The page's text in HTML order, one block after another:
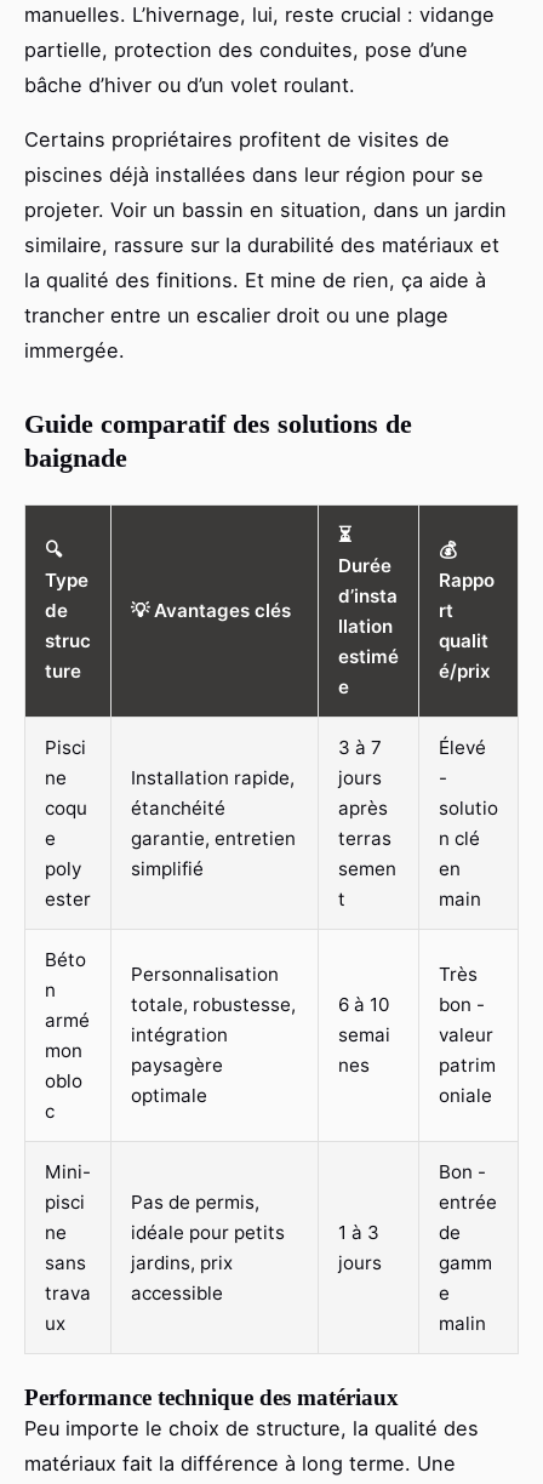
manuelles. L’hivernage, lui, reste crucial : vidange
partielle, protection des conduites, pose d’une
bâche d’hiver ou d’un volet roulant.
Certains propriétaires profitent de visites de
piscines déjà installées dans leur région pour se
projeter. Voir un bassin en situation, dans un jardin
similaire, rassure sur la durabilité des matériaux et
la qualité des finitions. Et mine de rien, ça aide à
trancher entre un escalier droit ou une plage
immergée.
Guide comparatif des solutions de
baignade
🔍
Type
de
struc
ture
💡 Avantages clés
⏳
Durée
d’insta
llation
estimé
e
💰
Rappo
rt
qualit
é/prix
Pisci
ne
coqu
e
poly
ester
Installation rapide,
étanchéité
garantie, entretien
simplifié
3 à 7
jours
après
terras
semen
t
Élevé
-
solutio
n clé
en
main
Béto
n
armé
mon
oblo
c
Personnalisation
totale, robustesse,
intégration
paysagère
optimale
6 à 10
semai
nes
Très
bon -
valeur
patrim
oniale
Mini-
pisci
ne
sans
trava
ux
Pas de permis,
idéale pour petits
jardins, prix
accessible
1 à 3
jours
Bon -
entrée
de
gamm
e
malin
Performance technique des matériaux
Peu importe le choix de structure, la qualité des
matériaux fait la différence à long terme. Une